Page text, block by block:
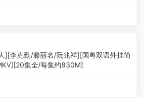
][李克勤/滕丽名/阮兆祥][国粤双语外挂简
集全/每集约830M]